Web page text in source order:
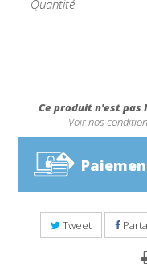
Quantité
Ce produit n'est
Voir nos
Tweet